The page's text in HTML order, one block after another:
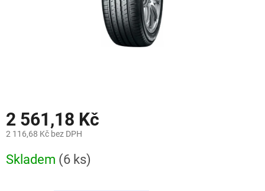
2 561,18 Kč
2 116,68 Kč bez DPH
cena:
Skladem (6 ks)